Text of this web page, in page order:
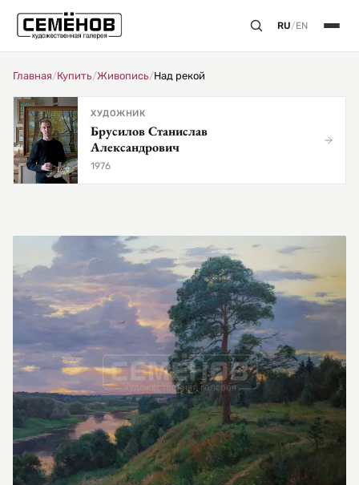
RU/EN
Главная/Купить/Живопись/Над рекой
ХУДОЖНИК
Брусилов Станислав
Александрович
1976